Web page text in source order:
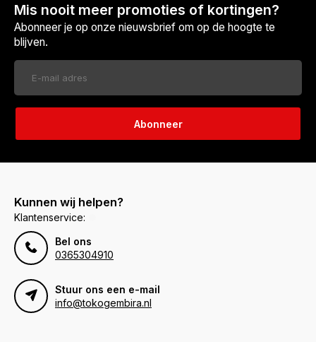
Mis nooit meer promoties of kortingen?
Abonneer je op onze nieuwsbrief om op de hoogte te
blijven.
Abonneer
Kunnen wij helpen?
Klantenservice:
Bel ons
0365304910
Stuur ons een e-mail
info@tokogembira.nl